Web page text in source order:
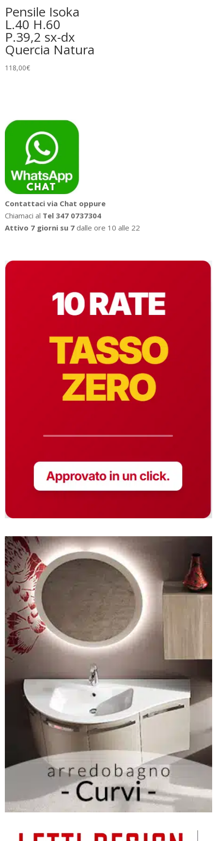
Pensile Isoka
L.40 H.60
P.39,2 sx-dx
Quercia Natura
118,00€
Contattaci via Chat oppure
Chiamaci al Tel 347 0737304
Attivo 7 giorni su 7 dalle ore 10 alle 22